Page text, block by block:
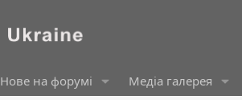
Нове на форумі Медіа галерея